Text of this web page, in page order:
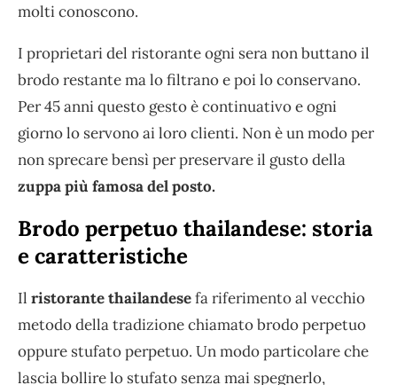
molti conoscono.
I proprietari del ristorante ogni sera non buttano il
brodo restante ma lo filtrano e poi lo conservano.
Per 45 anni questo gesto è continuativo e ogni
giorno lo servono ai loro clienti. Non è un modo per
non sprecare bensì per preservare il gusto della
zuppa più famosa del posto.
Brodo perpetuo thailandese: storia
e caratteristiche
Il ristorante thailandesefa riferimento al vecchio
metodo della tradizione chiamato brodo perpetuo
oppure stufato perpetuo. Un modo particolare che
lascia bollire lo stufato senza mai spegnerlo,